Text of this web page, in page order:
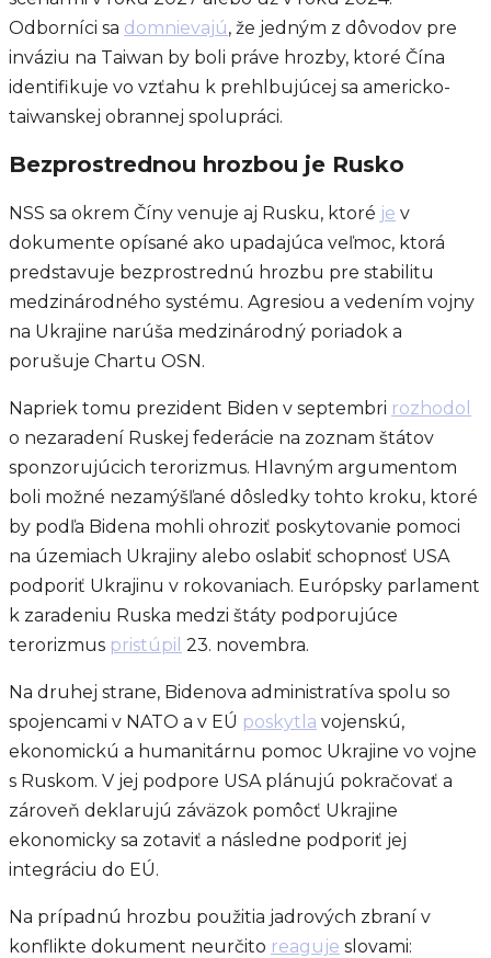
Odborníci sa domnievajú, že jedným z dôvodov pre
inváziu na Taiwan by boli práve hrozby, ktoré Čína
identifikuje vo vzťahu k prehlbujúcej sa americko-
taiwanskej obrannej spolupráci.
Bezprostrednou hrozbou je Rusko
NSS sa okrem Číny venuje aj Rusku, ktoré je v
dokumente opísané ako upadajúca veľmoc, ktorá
predstavuje bezprostrednú hrozbu pre stabilitu
medzinárodného systému. Agresiou a vedením vojny
na Ukrajine narúša medzinárodný poriadok a
porušuje Chartu OSN.
Napriek tomu prezident Biden v septembri rozhodol
o nezaradení Ruskej federácie na zoznam štátov
sponzorujúcich terorizmus. Hlavným argumentom
boli možné nezamýšľané dôsledky tohto kroku, ktoré
by podľa Bidena mohli ohroziť poskytovanie pomoci
na územiach Ukrajiny alebo oslabiť schopnosť USA
podporiť Ukrajinu v rokovaniach. Európsky parlament
k zaradeniu Ruska medzi štáty podporujúce
terorizmus pristúpil 23. novembra.
Na druhej strane, Bidenova administratíva spolu so
spojencami v NATO a v EÚ poskytla vojenskú,
ekonomickú a humanitárnu pomoc Ukrajine vo vojne
s Ruskom. V jej podpore USA plánujú pokračovať a
zároveň deklarujú záväzok pomôcť Ukrajine
ekonomicky sa zotaviť a následne podporiť jej
integráciu do EÚ.
Na prípadnú hrozbu použitia jadrových zbraní v
konflikte dokument neurčito reaguje slovami: